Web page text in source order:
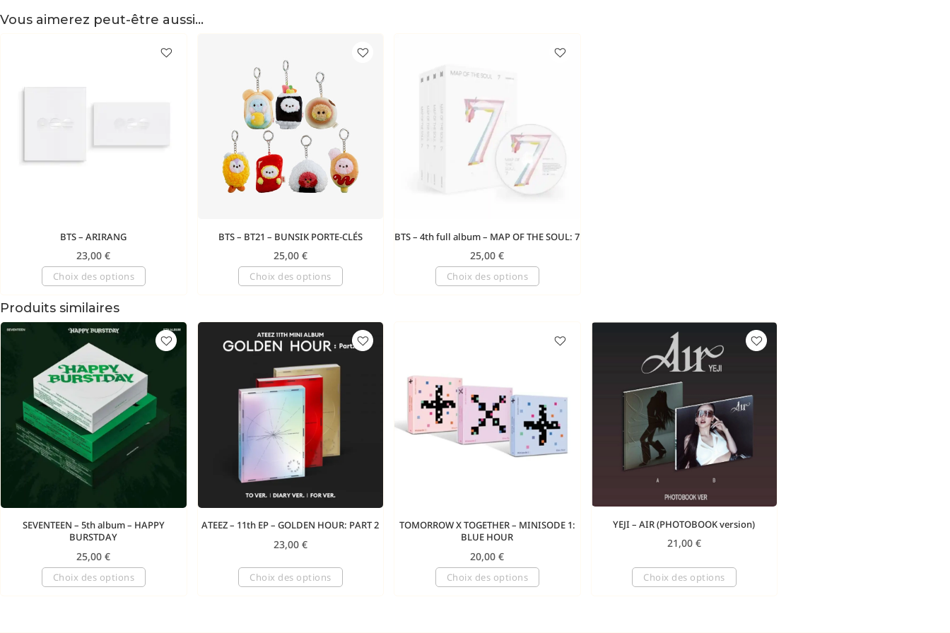
Vous aimerez peut-être aussi…
BTS – ARIRANG
23,00€
Choix des options
BTS – BT21 – BUNSIK PORTE-CLÉS
25,00 €
Choix des options
BTS – 4th full album – MAP OF THE SOUL: 7
25,00€
Choix des options
Produits similaires
SEVENTEEN – 5th album – HAPPY
BURSTDAY
25,00€
Choix des options
ATEEZ – 11th EP – GOLDEN HOUR: PART 2
23,00 €
Choix des options
TOMORROW X TOGETHER – MINISODE 1:
BLUE HOUR
20,00€
Choix des options
YEJI – AIR (PHOTOBOOK version)
21,00 €
Choix des options